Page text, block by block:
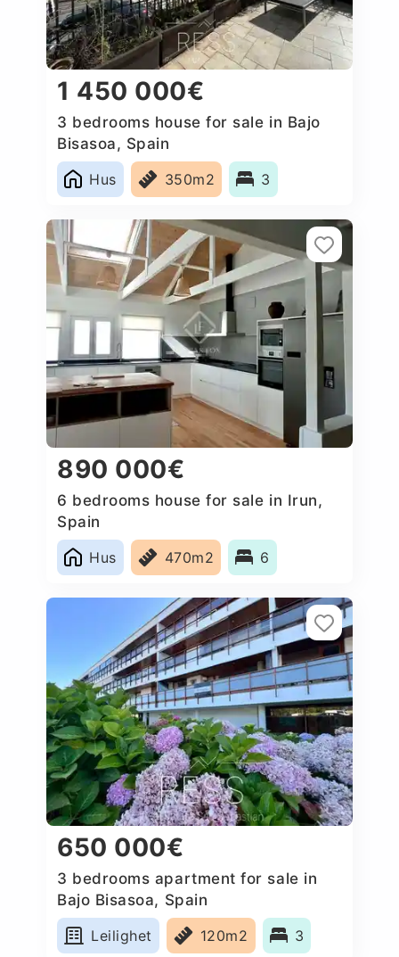
1 450 000€
3 bedrooms house for sale in Bajo
Bisasoa, Spain
Hus
350m2 3
890 000€
6 bedrooms house for sale in Irun,
Spain
Hus
470m2 6
650 000€
3 bedrooms apartment for sale in
Bajo Bisasoa, Spain
Leilighet
120m2 3